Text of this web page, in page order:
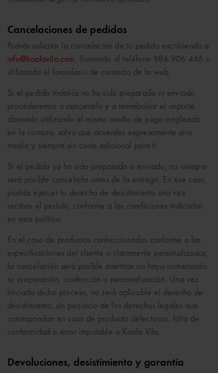
Cancelaciones de pedidos
Podrás solicitar la cancelación de tu pedido escribiendo a
info@koalavila.com , llamando al teléfono 886 906 446 o
utilizando el formulario de contacto de la web.
Si el pedido todavía no ha sido preparado ni enviado,
procederemos a cancelarlo y a reembolsar el importe
abonado utilizando el mismo medio de pago empleado
en la compra, salvo que acuerdes expresamente otro
medio y siempre sin coste adicional para ti.
Si el pedido ya ha sido preparado o enviado, no siempre
será posible cancelarlo antes de la entrega. En ese caso,
podrás ejercer tu derecho de desistimiento una vez
recibas el pedido, conforme a las condiciones indicadas
en esta política.
En el caso de productos confeccionados conforme a las
especificaciones del cliente o claramente personalizados,
la cancelación será posible mientras no haya comenzado
su preparación, confección o personalización. Una vez
iniciado dicho proceso, no será aplicable el derecho de
desistimiento, sin perjuicio de los derechos legales que
correspondan en caso de producto defectuoso, falta de
conformidad o error imputable a Koala Vila.
Devoluciones, desistimiento y garantía